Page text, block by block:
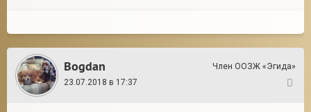
Bogdan
Член ООЗЖ «Эгида»
23.07.2018 в 17:37